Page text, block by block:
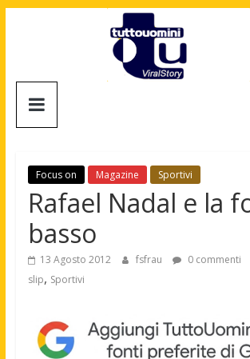
Tuttouomini
Cinema,
Motori,
gay
news
moda
Focus on Magazine Sportivi
Rafael Nadal e la
basso
13 Agosto 2012 fsfrau 0 commenti
slip, Sportivi